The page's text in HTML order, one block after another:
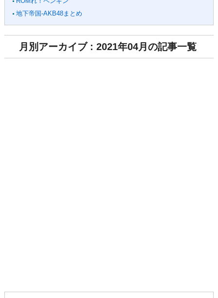
地下帝国-AKB48まとめ
月別アーカイブ : 2021年04月の記事一覧